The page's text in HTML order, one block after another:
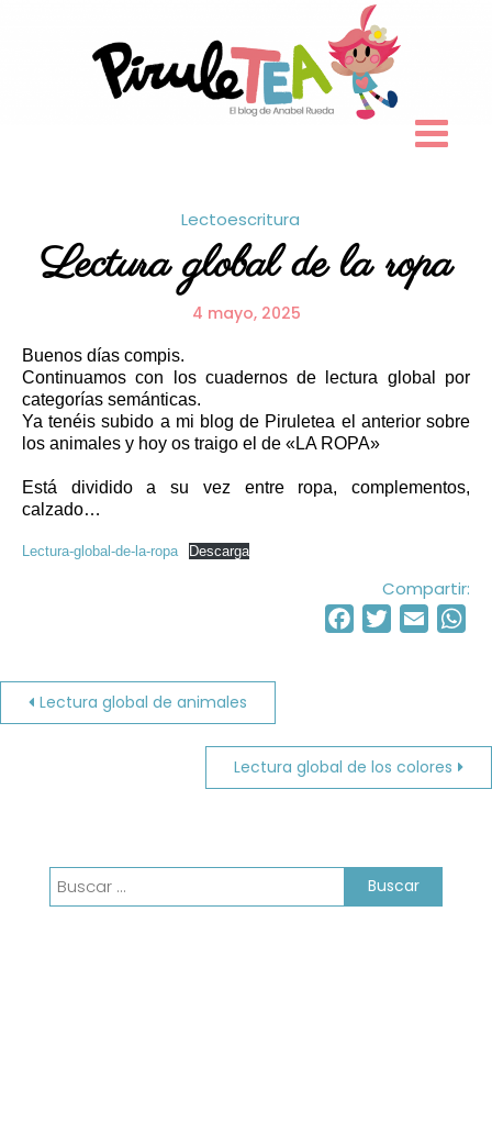
Lectoescritura
Lectura global de la ropa
4 mayo, 2025
Buenos días compis.
Continuamos con los cuadernos de lectura global por
categorías semánticas.
Ya tenéis subido a mi blog de Piruletea el anterior sobre
los animales y hoy os traigo el de «LA ROPA»
Está dividido a su vez entre ropa, complementos,
calzado…
Lectura-global-de-la-ropa Descarga
Compartir:
Facebook
TwitterEmail
Navegación
Lectura global de animales
Lectura global de los colores
Buscar: